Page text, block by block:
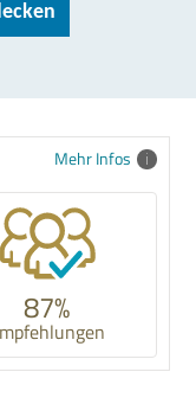
Mehr Infos
87%